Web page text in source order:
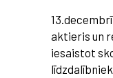
aktieris un
iesaistot